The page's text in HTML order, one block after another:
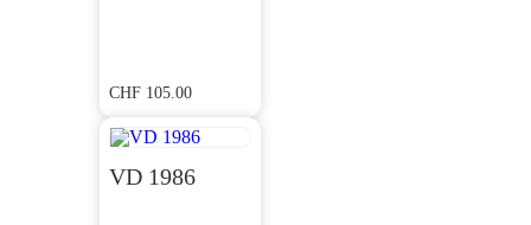
CHF 105.00
VD 1986